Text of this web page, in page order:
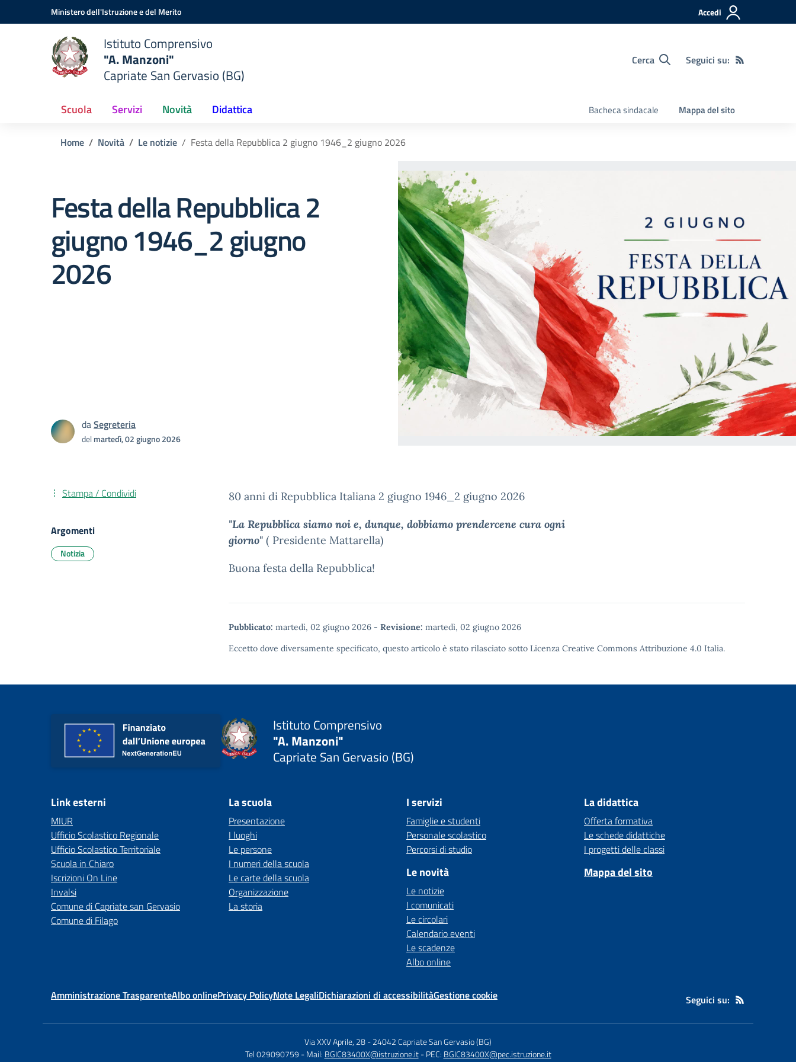
Vai ai contenuti
Vai al menu di navigazioneMinistero dell'Istruzione e del Merito Accedi
Istituto Comprensivo
"A. Manzoni"
Capriate San Gervasio (BG)
Cerca Seguici su:
Scuola Servizi Novità Didattica Bacheca sindacale Mappa del sito
Home Novità Le notizie Festa della Repubblica 2 giugno 1946_2 giugno 2026
Festa della Repubblica 2
giugno 1946_2 giugno
2026
daSegreteria
delmartedì, 02 giugno 2026
80 anni di Repubblica Italiana 2 giugno 1946_2 giugno 2026
"La Repubblica siamo noi e, dunque, dobbiamo prendercene cura ogni
giorno" ( Presidente Mattarella)
Buona festa della Repubblica!
Pubblicato: martedì, 02 giugno 2026 - Revisione: martedì, 02 giugno 2026
Eccetto dove diversamente specificato, questo articolo è stato rilasciato sotto Licenza Creative Commons Attribuzione 4.0 Italia.
Stampa / Condividi
Argomenti
Notizia
Istituto Comprensivo
"A. Manzoni"
Capriate San Gervasio (BG)
Link esterni
MIUR
Ufficio Scolastico Regionale
Ufficio Scolastico Territoriale
Scuola in Chiaro
Iscrizioni On Line
Invalsi
Comune di Capriate san Gervasio
Comune di Filago
La scuola
Presentazione
I luoghi
Le persone
I numeri della scuola
Le carte della scuola
Organizzazione
La storia
I servizi
Famiglie e studenti
Personale scolastico
Percorsi di studio
Le novità
Le notizie
I comunicati
Le circolari
Calendario eventi
Le scadenze
Albo online
La didattica
Offerta formativa
Le schede didattiche
I progetti delle classi
Mappa del sito
Amministrazione TrasparenteAlbo onlinePrivacy PolicyNote LegaliDichiarazioni di accessibilitàGestione cookie Seguici su:
Via XXV Aprile, 28-24042 Capriate San Gervasio (BG)
Tel 029090759 - Mail: BGIC83400X@istruzione.it - PEC: BGIC83400X@pec.istruzione.it